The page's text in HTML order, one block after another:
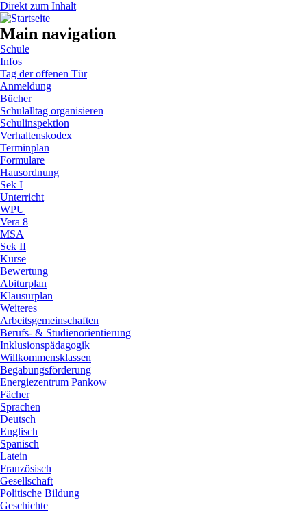
Direkt zum Inhalt
Main navigation
Schule
Infos
Tag der offenen Tür
Anmeldung
Bücher
Schulalltag organisieren
Schulinspektion
Verhaltenskodex
Terminplan
Formulare
Hausordnung
Sek I
Unterricht
WPU
Vera 8
MSA
Sek II
Kurse
Bewertung
Abiturplan
Klausurplan
Weiteres
Arbeitsgemeinschaften
Berufs- & Studienorientierung
Inklusionspädagogik
Willkommensklassen
Begabungsförderung
Energiezentrum Pankow
Fächer
Sprachen
Deutsch
Englisch
Spanisch
Latein
Französisch
Gesellschaft
Politische Bildung
Geschichte